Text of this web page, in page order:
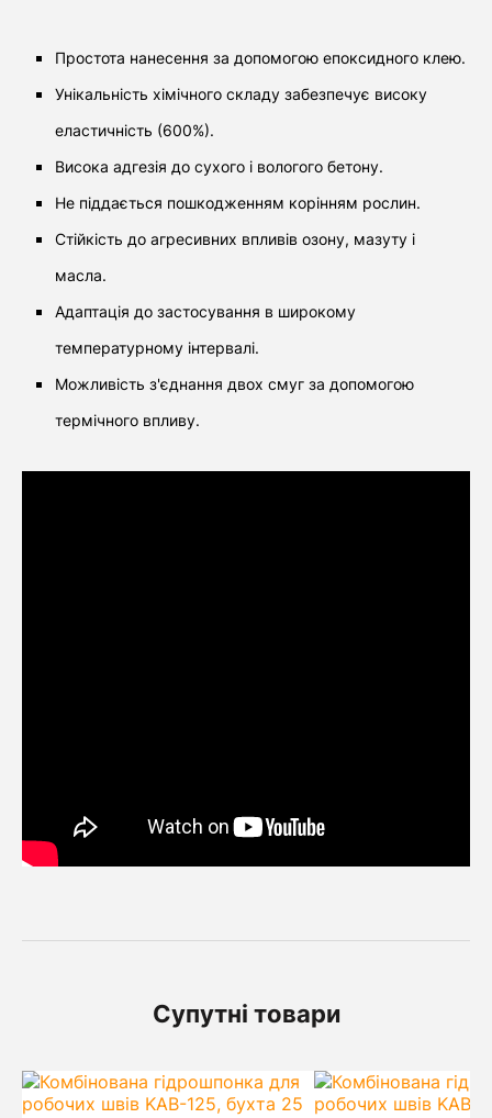
Простота нанесення за допомогою епоксидного клею.
Унікальність хімічного складу забезпечує високу
еластичність (600%).
Висока адгезія до сухого і вологого бетону.
Не піддається пошкодженням корінням рослин.
Стійкість до агресивних впливів озону, мазуту і
масла.
Адаптація до застосування в широкому
температурному інтервалі.
Можливість з'єднання двох смуг за допомогою
термічного впливу.
Супутні товари